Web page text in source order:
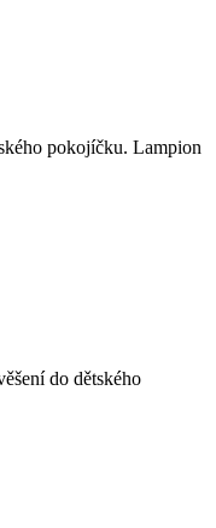
pokojíčku. Lampion
do dětského